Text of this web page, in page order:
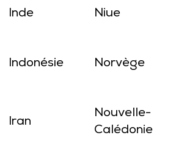
Inde Niue
Indonésie Norvège
Iran
Nouvelle-
Calédonie